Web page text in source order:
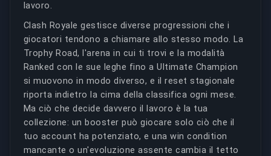
lavoro.
Clash Royale gestisce diverse progressioni che i
giocatori tendono a chiamare allo stesso modo. La
Trophy Road, l'arena in cui ti trovi e la modalità
Ranked con le sue leghe fino a Ultimate Champion
si muovono in modo diverso, e il reset stagionale
riporta indietro la cima della classifica ogni mese.
Ma ciò che decide davvero il lavoro è la tua
collezione: un booster può giocare solo ciò che il
tuo account ha potenziato, e una win condition
mancante o un'evoluzione assente cambia il tetto